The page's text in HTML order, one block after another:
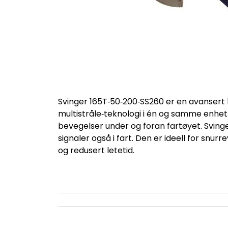
Svinger 165T‑50‑200‑SS260 er en
multistråle‑teknologi i én og samme
bevegelser under og foran fartøyet.
signaler også i fart. Den er ideell for
og redusert letetid.